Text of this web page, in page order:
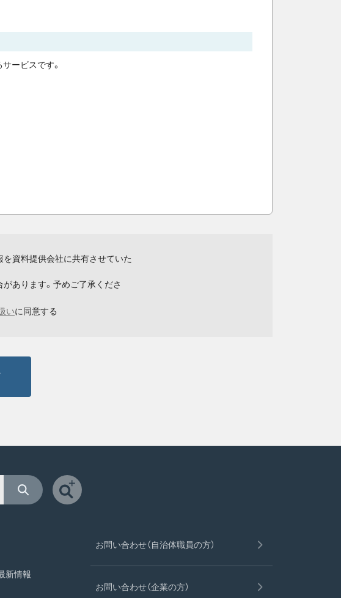
ービスです。
資料提供会社に共有させていた
あります。予めご了承くださ
いに同意する
新情報
お問い合わせ（自治体職員の方）
お問い合わせ（企業の方）